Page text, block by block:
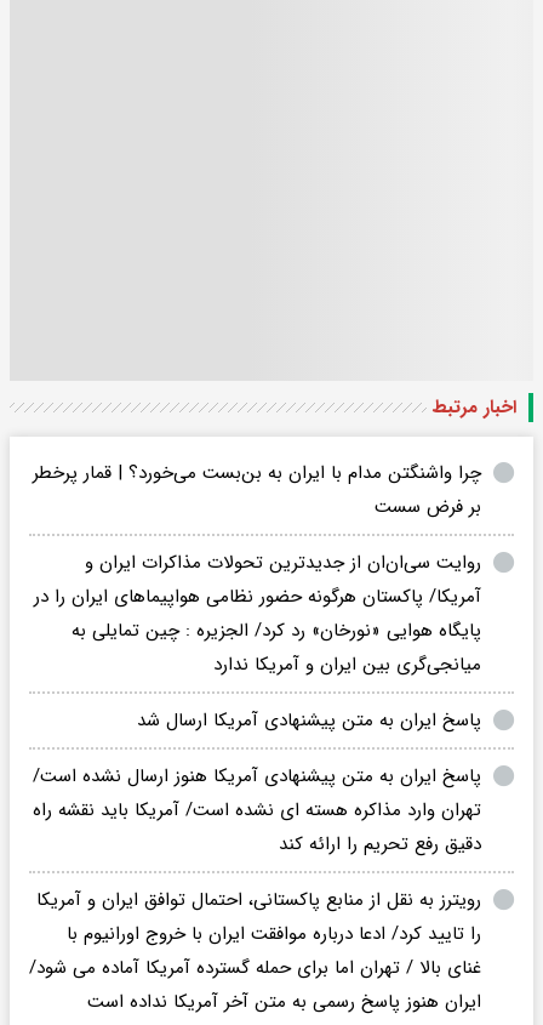
اخبار مرتبط
چرا واشنگتن مدام با ایران به بن‌بست می‌خورد؟ | قمار پرخطر
بر فرض سست
روایت سی‌ان‌ان از جدیدترین تحولات مذاکرات ایران و
آمریکا/ پاکستان هرگونه حضور نظامی هواپیماهای ایران را در
پایگاه هوایی «نورخان» رد کرد/ الجزیره : چین تمایلی به
میانجی‌گری بین ایران و آمریکا ندارد
پاسخ ایران به متن پیشنهادی آمریکا ارسال شد
پاسخ ایران به متن پیشنهادی آمریکا هنوز ارسال نشده است/
تهران وارد مذاکره هسته ای نشده است/ آمریکا باید نقشه راه
دقیق رفع تحریم را ارائه کند
رویترز به نقل از منابع پاکستانی، احتمال توافق ایران و آمریکا
را تایید کرد/ ادعا درباره موافقت ایران با خروج اورانیوم با
غنای بالا / تهران اما برای حمله گسترده آمریکا آماده می شود/
ایران هنوز پاسخ رسمی به متن آخر آمریکا نداده است